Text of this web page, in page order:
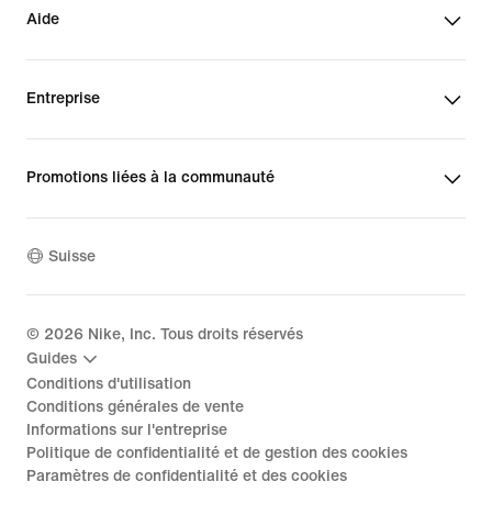
Aide
Entreprise
Promotions liées à la communauté
Suisse
© 2026 Nike, Inc. Tous droits réservés
Guides
Conditions d'utilisation
Conditions générales de vente
Informations sur l'entreprise
Politique de confidentialité et de gestion des cookies
Paramètres de confidentialité et des cookies